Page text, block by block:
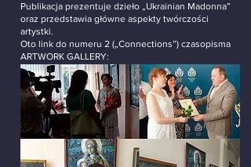
Publikacja prezentuje dzieło „Ukrainian Madonna”
oraz przedstawia główne aspekty twórczości
artystki.
Oto link do numeru 2 („Connections”) czasopisma
ARTWORK GALLERY: